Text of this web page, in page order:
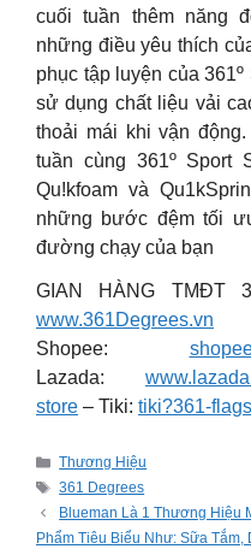
cuối tuần thêm năng
những điều yêu thích
phục tập luyện của
sử dụng chất liệu vải
thoải mái khi vận
tuần cùng 361º Sport
Qu!kfoam và
những bước đệm tối
đường chạy của bạn
GIAN HÀNG TMĐT
www.361Degrees.vn
Shopee:
Lazada:
store – Tiki: tiki?361-
Categories
Thương Hiệu
Tags
361 Degrees
Blueman Là 1 Thương Hiệu
Phẩm Tiêu Biểu Như: Sữa